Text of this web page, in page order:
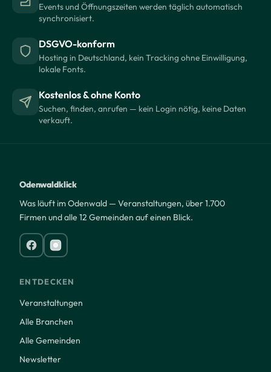
Events und Öffnungszeiten werden täglich automatisch
synchronisiert.
DSGVO-konform
Hosting in Deutschland, kein Tracking ohne Einwilligung,
lokale Fonts.
Kostenlos & ohne Konto
Suchen, finden, anrufen — kein Login nötig, keine Daten
verkauft.
Odenwaldklick
Was läuft im Odenwald — Veranstaltungen, über 1.700
Firmen und alle 12 Gemeinden auf einen Blick.
ENTDECKEN
Veranstaltungen
Alle Branchen
Alle Gemeinden
Newsletter